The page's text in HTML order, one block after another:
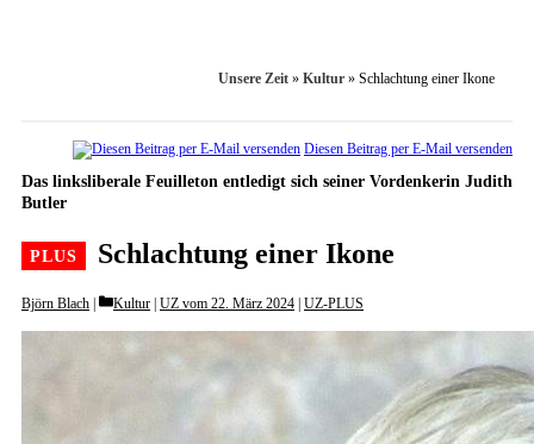
Unsere Zeit » Kultur » Schlachtung einer Ikone
Diesen Beitrag per E-Mail versenden
Das linksliberale Feuilleton entledigt sich seiner Vordenkerin Judith
Butler
Schlachtung einer Ikone
Björn Blach Categories
Kultur UZ vom 22. März 2024 UZ-PLUS